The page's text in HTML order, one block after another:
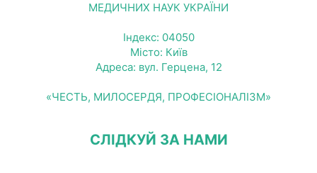
МЕДИЧНИХ НАУК УКРАЇНИ
Індекс: 04050
Місто: Київ
Адреса: вул. Герцена, 12
«ЧЕСТЬ, МИЛОСЕРДЯ, ПРОФЕСІОНАЛІЗМ»
СЛІДКУЙ ЗА НАМИ